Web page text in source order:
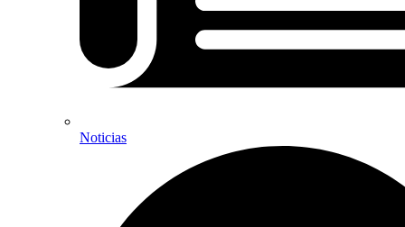
Noticias